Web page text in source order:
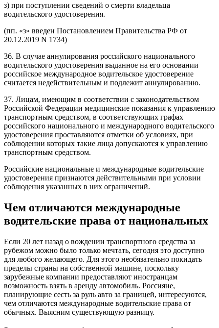
з) при поступлении сведений о смерти владельца
водительского удостоверения.
(пп. «з» введен Постановлением Правительства РФ от
20.12.2019 N 1734)
36. В случае аннулирования российского национального
водительского удостоверения выданное на его основании
российское международное водительское удостоверение
считается недействительным и подлежит аннулированию.
37. Лицам, имеющим в соответствии с законодательством
Российской Федерации медицинские показания к управлению
транспортным средством, в соответствующих графах
российского национального и международного водительского
удостоверения проставляются отметки об условиях, при
соблюдении которых такие лица допускаются к управлению
транспортным средством.
Российские национальные и международные водительские
удостоверения признаются действительными при условии
соблюдения указанных в них ограничений.
Чем отличаются международные
водительские права от национальных
Если 20 лет назад о вождении транспортного средства за
рубежом можно было только мечтать, сегодня это доступно
для любого желающего. Для этого необязательно покидать
пределы страны на собственной машине, поскольку
зарубежные компании предоставляют иностранцам
возможность взять в аренду автомобиль. Россияне,
планирующие сесть за руль авто за границей, интересуются,
чем отличаются международные водительские права от
обычных. Выясним существующую разницу.